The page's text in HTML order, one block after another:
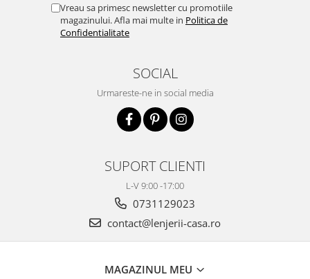
Vreau sa primesc newsletter cu promotiile
magazinului. Afla mai multe in Politica de
Confidentialitate
SOCIAL
Urmareste-ne in social media
SUPORT CLIENTI
L-V 9:00 -17:00
0731129023
contact@lenjerii-casa.ro
MAGAZINUL MEU